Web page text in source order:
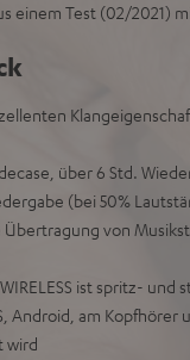
einem Test (02/2021)
über 6 Std.
(bei 50%
von
ist spritz- und
Android, am Kopfhörer
wird